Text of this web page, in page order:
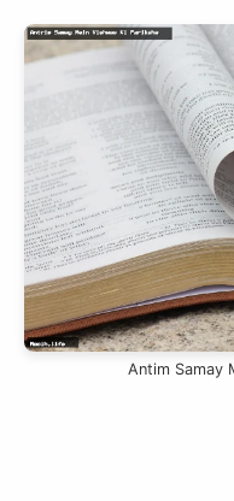
Antim Samay
slice - A new
आज ही Slice App डाउनलोड करें
UPI पेमेंट करें। पेमेंट करते ही
(रेफरल कोड डालना न भूलें: